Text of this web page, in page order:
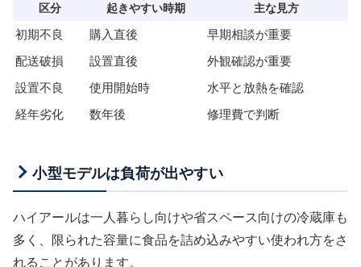
区分 起きやすい時期 主な見方
初期不良 購入直後
早期相談が重要
配送破損
設置直後
外観確認が重要
設置不良
使用開始時
水平と放熱を確認
経年劣化
数年後 修理費で判断
小型モデルは負荷が出やすい
ハイアールは一人暮らし向けや省スペース向けの冷蔵庫も
多く、限られた容量に食品を詰め込みやすい使われ方をさ
れることがあります。